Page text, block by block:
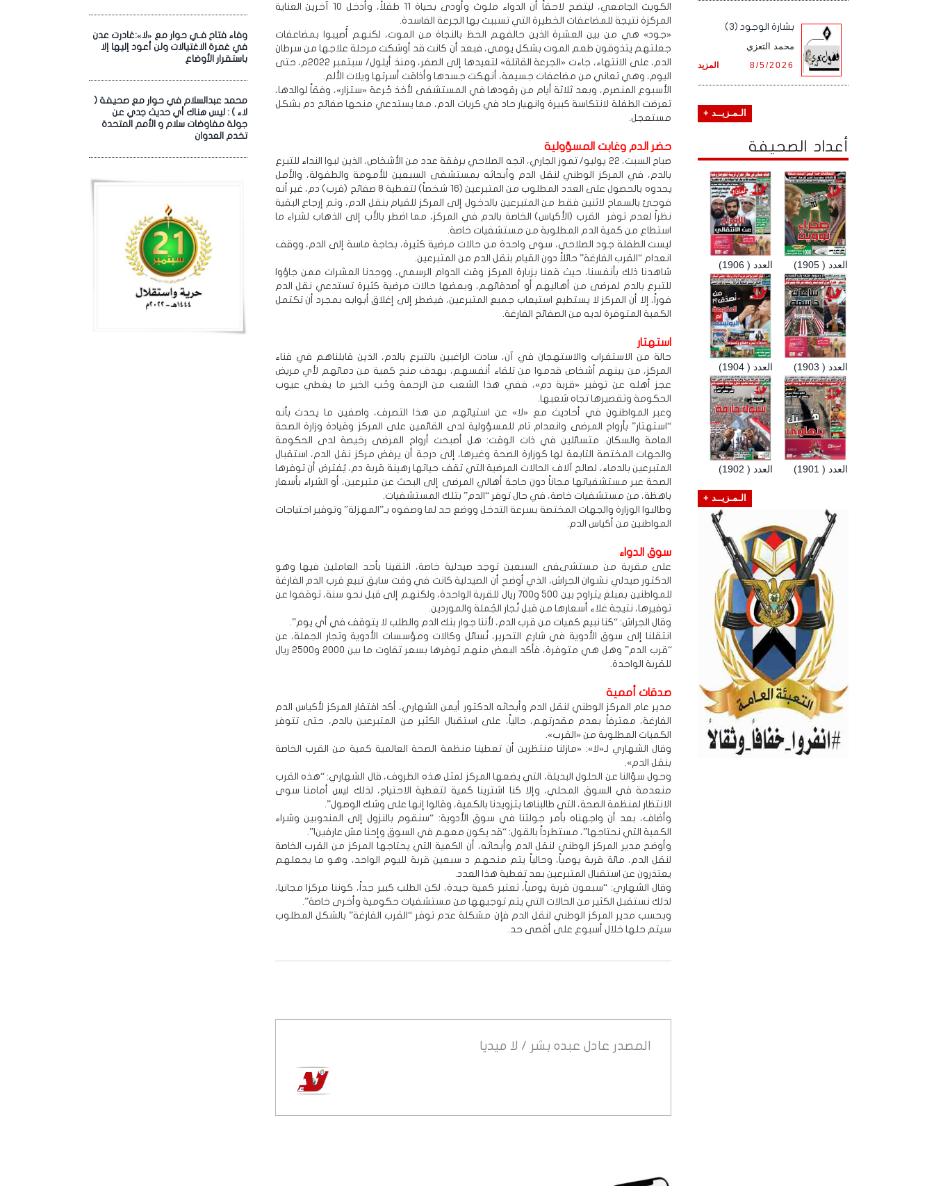
وفاء فتاح فـي حوار مع «لا»:غادرت عدن
في غمرة الاغتيالات ولن أعود إليها إلا
باستقرار الأوضاع
محمد عبدالسلام في حوار مع صحيفة (
لاء ) : ليس هناك أي حديث جدي عن
جولة مفاوضات سلام و الأمم المتحدة
تخدم العدوان
الكويت الجامعي، ليتضح لاحقاً أن الدواء ملوث وأودى بحياة 11 طفلاً، وأدخل 10 آخرين العناية
المركزة نتيجة للمضاعفات الخطيرة التي تسببت بها الجرعة الفاسدة.
«جود» هي من بين العشرة الذين حالفهم الحظ بالنجاة من الموت، لكنهم أُصيبوا بمضاعفات
جعلتهم يتذوقون طعم الموت بشكل يومي، فبعد أن كانت قد أوشكت مرحلة علاجها من سرطان
الدم، على الانتهاء، جاءت «الجرعة القاتلة» لتعيدها إلى الصفر، ومنذ أيلول/ سبتمبر 2022م، حتى
اليوم، وهي تعاني من مضاعفات جسيمة، أنهكت جسدها وأذاقت أسرتها ويلات الألم.
الأسبوع المنصرم، وبعد ثلاثة أيام من رقودها في المستشفى لأخذ جُرعة «ستزار»، وفقاً لوالدها،
تعرضت الطفلة لانتكاسة كبيرة وانهيار حاد في كريات الدم، مما يستدعي منحها صفائح دم بشكل
مستعجل.
حضر الدم وغابت المسؤولية
صباح السبت، 22 يوليو/ تموز الجاري، اتجه الصلاحي برفقة عدد من الأشخاص، الذين لبوا النداء للتبرع
بالدم، في المركز الوطني لنقل الدم وأبحاثه بمستشفى السبعين للأمومة والطفولة، والأمل
يحدوه بالحصول على العدد المطلوب من المتبرعين (16 شخصاً) لتغطية 8 صفائح (قرب) دم، غير أنه
فوجئ بالسماح لاثنين فقط من المتبرعين بالدخول إلى المركز للقيام بنقل الدم، وتم إرجاع البقية
نظراً لعدم توفر القرب (الأكياس) الخاصة بالدم في المركز، مما اضطر بالأب إلى الذهاب لشراء ما
استطاع من كمية الدم المطلوبة من مستشفيات خاصة.
ليست الطفلة جود الصلاحي، سوى واحدة من حالات مرضية كثيرة، بحاجة ماسة إلى الدم، ووقف
انعدام “القرب الفارغة” حائلاً دون القيام بنقل الدم من المتبرعين.
شاهدنا ذلك بأنفسنا، حيث قمنا بزيارة المركز وقت الدوام الرسمي، ووجدنا العشرات ممن جاؤوا
للتبرع بالدم لمرضى من أهاليهم أو أصدقائهم، وبعضها حالات مرضية كثيرة تستدعي نقل الدم
فوراً، إلا أن المركز لا يستطيع استيعاب جميع المتبرعين، فيضطر إلى إغلاق أبوابه بمجرد أن تكتمل
الكمية المتوفرة لديه من الصفائح الفارغة.
استهتار
حالة من الاستغراب والاستهجان في آن، سادت الراغبين بالتبرع بالدم، الذين قابلناهم في فناء
المركز، من بينهم أشخاص قدموا من تلقاء أنفسهم، بهدف منح كمية من دمائهم لأي مريض
عجز أهله عن توفير «قربة دم»، ففي هذا الشعب من الرحمة وحُب الخير ما يغطي عيوب
الحكومة وتقصيرها تجاه شعبها.
وعبر المواطنون في أحاديث مع «لا» عن استيائهم من هذا التصرف، واصفين ما يحدث بأنه
“استهتار” بأرواح المرضى وانعدام تام للمسؤولية لدى القائمين على المركز وقيادة وزارة الصحة
العامة والسكان. متسائلين في ذات الوقت: هل أصبحت أرواح المرضى رخيصة لدى الحكومة
والجهات المختصة التابعة لها كوزارة الصحة وغيرها، إلى درجة أن يرفض مركز نقل الدم، استقبال
المتبرعين بالدماء، لصالح آلاف الحالات المرضية التي تقف حياتها رهينة قربة دم، يُفترض أن توفرها
الصحة عبر مستشفياتها مجاناً دون حاجة أهالي المرضى إلى البحث عن متبرعين، أو الشراء بأسعار
باهظة، من مستشفيات خاصة، في حال توفر “الدم” بتلك المستشفيات.
وطالبوا الوزارة والجهات المختصة بسرعة التدخل ووضع حد لما وصفوه بـ”المهزلة” وتوفير احتياجات
المواطنين من أكياس الدم.
سوق الدواء
على مقربة من مستشىفى السبعين توجد صيدلية خاصة، التقينا بأحد العاملين فيها وهو
الدكتور صيدلي نشوان الجراش، الذي أوضح أن الصيدلية كانت في وقت سابق تبيع قرب الدم الفارغة
للمواطنين بمبلغ يتراوح بين 500 و700 ريال للقربة الواحدة، ولكنهم إلى قبل نحو سنة، توقفوا عن
توفيرها، نتيجة غلاء أسعارها من قبل تُجار الجُملة والموردين.
وقال الجراش: “كنا نبيع كميات من قرب الدم، لأننا جوار بنك الدم والطلب لا يتوقف في أي يوم”.
انتقلنا إلى سوق الأدوية في شارع التحرير، نُسائل وكالات ومؤسسات الأدوية وتجار الجملة، عن
“قرب الدم” وهل هي متوفرة، فأكد البعض منهم توفرها بسعر تفاوت ما بين 2000 و2500 ريال
للقربة الواحدة.
صدقات أممية
مدير عام المركز الوطني لنقل الدم وأبحاثه الدكتور أيمن الشهاري، أكد افتقار المركز لأكياس الدم
الفارغة، معترفاً بعدم مقدرتهم، حالياً، على استقبال الكثير من المتبرعين بالدم، حتى تتوفر
الكميات المطلوبة من «القرب».
وقال الشهاري لـ«لا»: «مازلنا منتظرين أن تعطينا منظمة الصحة العالمية كمية من القرب الخاصة
بنقل الدم».
وحول سؤالنا عن الحلول البديلة، التي يضعها المركز لمثل هذه الظروف، قال الشهاري: “هذه القرب
منعدمة في السوق المحلي، وإلا كنا اشترينا كمية لتغطية الاحتياج، لذلك ليس أمامنا سوى
الانتظار لمنظمة الصحة، التي طالبناها بتزويدنا بالكمية، وقالوا إنها على وشك الوصول”.
وأضاف، بعد أن واجهناه بأمر جولتنا في سوق الأدوية: “سنقوم بالنزول إلى المندوبين وشراء
الكمية التي نحتاجها”، مستطرداً بالقول: “قد يكون معهم في السوق وإحنا مش عارفين!”.
وأوضح مدير المركز الوطني لنقل الدم وأبحاثه، أن الكمية التي يحتاجها المركز من القرب الخاصة
لنقل الدم، مائة قربة يومياً، وحالياً يتم منحهم د سبعين قربة لليوم الواحد، وهو ما يجعلهم
يعتذرون عن استقبال المتبرعين بعد تغطية هذا العدد.
وقال الشهاري: “سبعون قربة يومياً، تعتبر كمية جيدة، لكن الطلب كبير جداً، كوننا مركزا مجانيا،
لذلك نستقبل الكثير من الحالات التي يتم توجيهها من مستشفيات حكومية وأخرى خاصة”.
وبحسب مدير المركز الوطني لنقل الدم فإن مشكلة عدم توفر “القرب الفارغة” بالشكل المطلوب
سيتم حلها خلال أسبوع على أقصى حد.
المصدر عادل عبده بشر / لا ميديا
بشارة الوجود (3)
محمد التعزي
المزيد 8/5/2026
الـمـزيــد +
أعداد الصحيفة
العدد ( 1906) العدد ( 1905)
العدد ( 1904) العدد ( 1903)
العدد ( 1902) العدد ( 1901)
الـمـزيــد +